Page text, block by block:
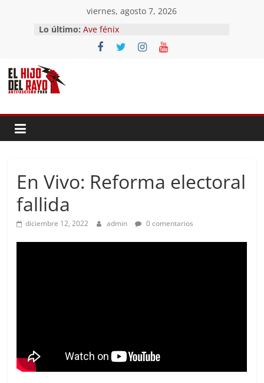
contenido
viernes, agosto 7, 2026
Lo último:
El segundo (Del II Tomo del
Pandemonium)
Ave fénix
¿Dios no existe?
En Vivo: Reforma electoral
fallida
diciembre 12, 2022 admin 0 comentarios